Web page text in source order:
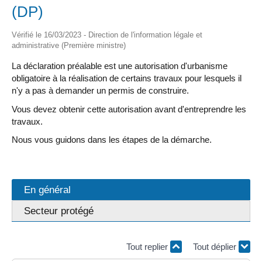
(DP)
Vérifié le 16/03/2023 - Direction de l'information légale et
administrative (Première ministre)
La déclaration préalable est une autorisation d'urbanisme
obligatoire à la réalisation de certains travaux pour lesquels il
n'y a pas à demander un permis de construire.
Vous devez obtenir cette autorisation avant d'entreprendre les
travaux.
Nous vous guidons dans les étapes de la démarche.
En général
Secteur protégé
Tout replier Tout déplier